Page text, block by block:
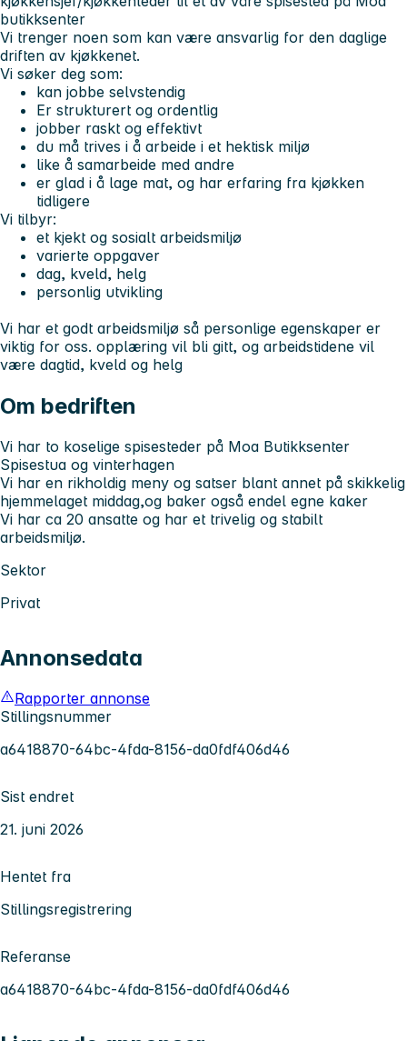
butikksenter
Vi trenger noen som kan være ansvarlig for den daglige
driften av kjøkkenet.
Vi søker deg som:
kan jobbe selvstendig
Er strukturert og ordentlig
jobber raskt og effektivt
du må trives i å arbeide i et hektisk miljø
like å samarbeide med andre
er glad i å lage mat, og har erfaring fra kjøkken
tidligere
Vi tilbyr:
et kjekt og sosialt arbeidsmiljø
varierte oppgaver
dag, kveld, helg
personlig utvikling
Vi har et godt arbeidsmiljø så personlige egenskaper er
viktig for oss. opplæring vil bli gitt, og arbeidstidene vil
være dagtid, kveld og helg
Om bedriften
Vi har to koselige spisesteder på Moa Butikksenter
Spisestua og vinterhagen
Vi har en rikholdig meny og satser blant annet på skikkelig
hjemmelaget middag,og baker også endel egne kaker
Vi har ca 20 ansatte og har et trivelig og stabilt
arbeidsmiljø.
Sektor
Privat
Annonsedata
Rapporter annonse
Stillingsnummer
a6418870-64bc-4fda-8156-da0fdf406d46
Sist endret
21. juni 2026
Hentet fra
Stillingsregistrering
Referanse
a6418870-64bc-4fda-8156-da0fdf406d46